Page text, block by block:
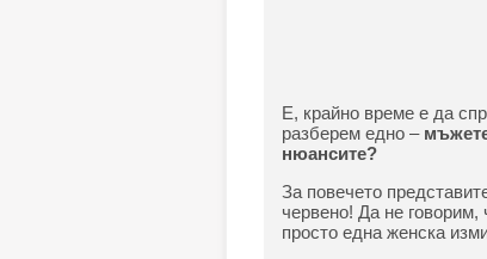
Е, крайно време е да
разберем едно –
нюансите?
За повечето
червено! Да не говорим,
просто една женска